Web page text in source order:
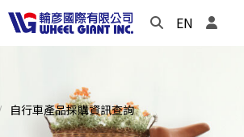
EN
自行車產品採購資訊查詢